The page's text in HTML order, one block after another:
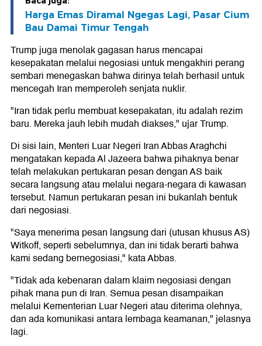
Harga Emas Diramal Ngegas Lagi, Pasar Cium
Bau Damai Timur Tengah
Trump juga menolak gagasan harus mencapai
kesepakatan melalui negosiasi untuk mengakhiri perang
sembari menegaskan bahwa dirinya telah berhasil untuk
mencegah Iran memperoleh senjata nuklir.
"Iran tidak perlu membuat kesepakatan, itu adalah rezim
baru. Mereka jauh lebih mudah diakses," ujar Trump.
Di sisi lain, Menteri Luar Negeri Iran Abbas Araghchi
mengatakan kepada Al Jazeera bahwa pihaknya benar
telah melakukan pertukaran pesan dengan AS baik
secara langsung atau melalui negara-negara di kawasan
tersebut. Namun pertukaran pesan ini bukanlah bentuk
dari negosiasi.
"Saya menerima pesan langsung dari (utusan khusus AS)
Witkoff, seperti sebelumnya, dan ini tidak berarti bahwa
kami sedang bernegosiasi," kata Abbas.
"Tidak ada kebenaran dalam klaim negosiasi dengan
pihak mana pun di Iran. Semua pesan disampaikan
melalui Kementerian Luar Negeri atau diterima olehnya,
dan ada komunikasi antara lembaga keamanan," jelasnya
lagi.